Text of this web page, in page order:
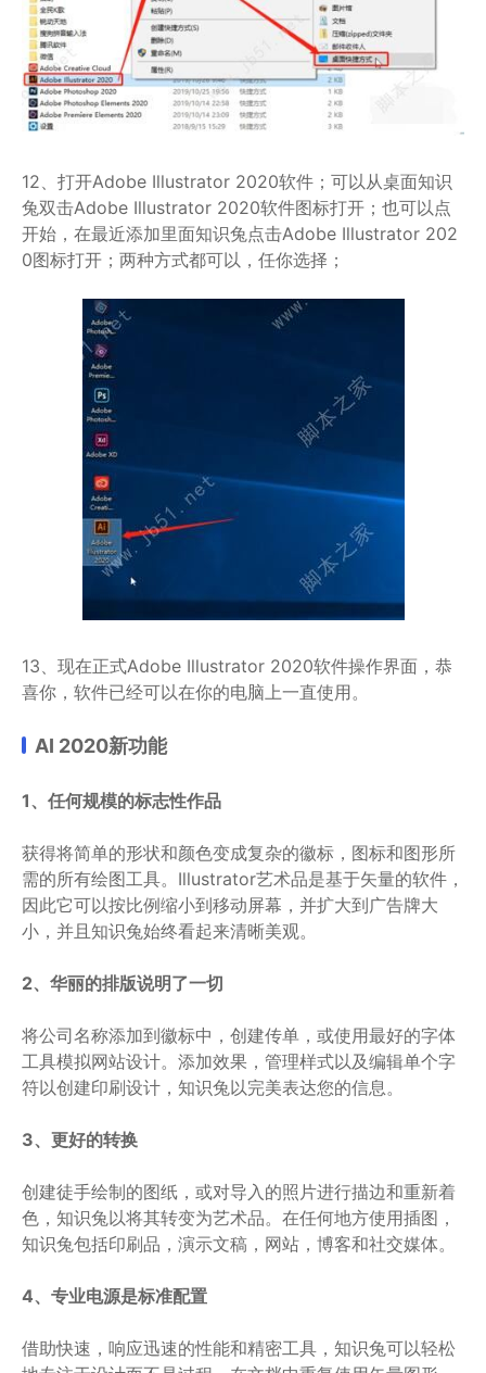
12、打开Adobe Illustrator 2020软件；可以从桌面知识
兔双击Adobe Illustrator 2020软件图标打开；也可以点
开始，在最近添加里面知识兔点击Adobe Illustrator 202
0图标打开；两种方式都可以，任你选择；
13、现在正式Adobe Illustrator 2020软件操作界面，恭
喜你，软件已经可以在你的电脑上一直使用。
AI 2020新功能
1、任何规模的标志性作品
获得将简单的形状和颜色变成复杂的徽标，图标和图形所
需的所有绘图工具。Illustrator艺术品是基于矢量的软件，
因此它可以按比例缩小到移动屏幕，并扩大到广告牌大
小，并且知识兔始终看起来清晰美观。
2、华丽的排版说明了一切
将公司名称添加到徽标中，创建传单，或使用最好的字体
工具模拟网站设计。添加效果，管理样式以及编辑单个字
符以创建印刷设计，知识兔以完美表达您的信息。
3、更好的转换
创建徒手绘制的图纸，或对导入的照片进行描边和重新着
色，知识兔以将其转变为艺术品。在任何地方使用插图，
知识兔包括印刷品，演示文稿，网站，博客和社交媒体。
4、专业电源是标准配置
借助快速，响应迅速的性能和精密工具，知识兔可以轻松